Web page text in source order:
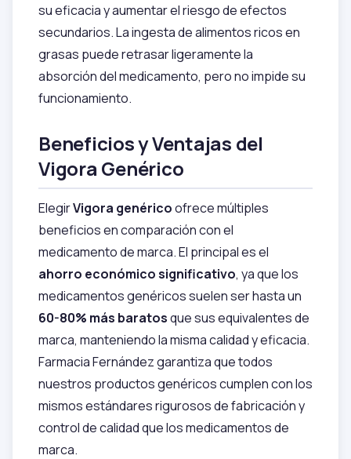
su eficacia y aumentar el riesgo de efectos
secundarios. La ingesta de alimentos ricos en
grasas puede retrasar ligeramente la
absorción del medicamento, pero no impide su
funcionamiento.
Beneficios y Ventajas del
Vigora Genérico
ElegirVigora genéricoofrece múltiples
beneficios en comparación con el
medicamento de marca. El principal es el
ahorro económico significativo, ya que los
medicamentos genéricos suelen ser hasta un
60-80% más baratosque sus equivalentes de
marca, manteniendo la misma calidad y eficacia.
Farmacia Fernández garantiza que todos
nuestros productos genéricos cumplen con los
mismos estándares rigurosos de fabricación y
control de calidad que los medicamentos de
marca.